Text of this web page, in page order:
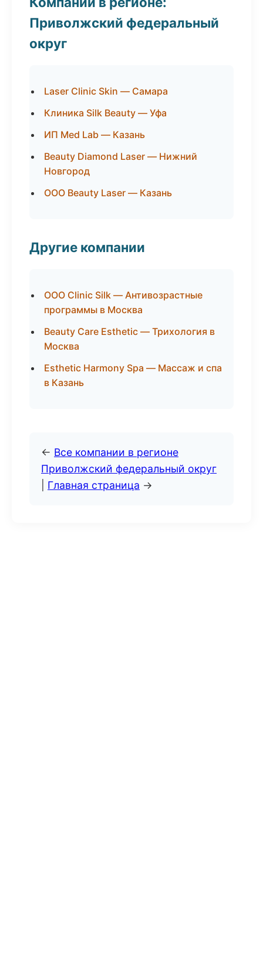
Приволжский федеральный
округ
Laser Clinic Skin — Самара
Клиника Silk Beauty — Уфа
ИП Med Lab — Казань
Beauty Diamond Laser — Нижний
Новгород
ООО Beauty Laser — Казань
Другие компании
ООО Clinic Silk — Антивозрастные
программы в Москва
Beauty Care Esthetic — Трихология в
Москва
Esthetic Harmony Spa — Массаж и спа
в Казань
← Все компании в регионе
Приволжский федеральный округ
Главная страница →